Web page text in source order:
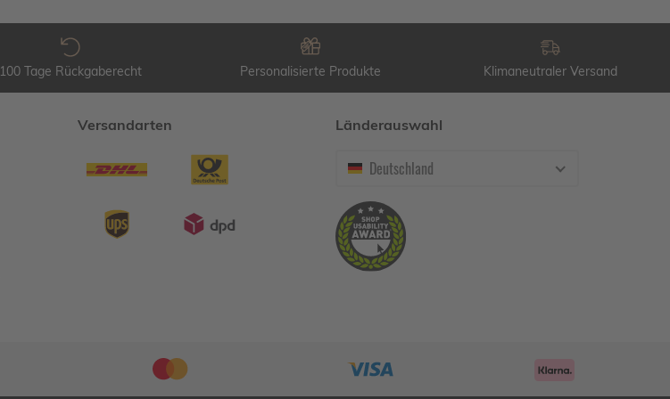
100 Tage Rückgaberecht Personalisierte Produkte Klimaneutraler Versand
Versandarten Länderauswahl
Deutschland